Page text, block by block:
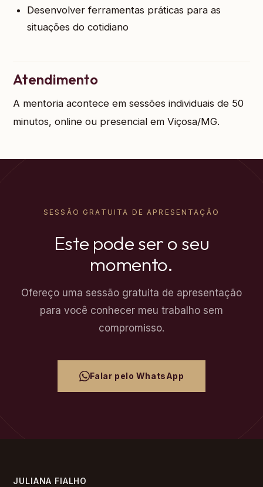
Desenvolver ferramentas práticas para as
situações do cotidiano
Atendimento
A mentoria acontece em sessões individuais de 50
minutos, online ou presencial em Viçosa/MG.
SESSÃO GRATUITA DE APRESENTAÇÃO
Este pode ser o seu
momento.
Ofereço uma sessão gratuita de apresentação
para você conhecer meu trabalho sem
compromisso.
Falar pelo WhatsApp
JULIANA FIALHO